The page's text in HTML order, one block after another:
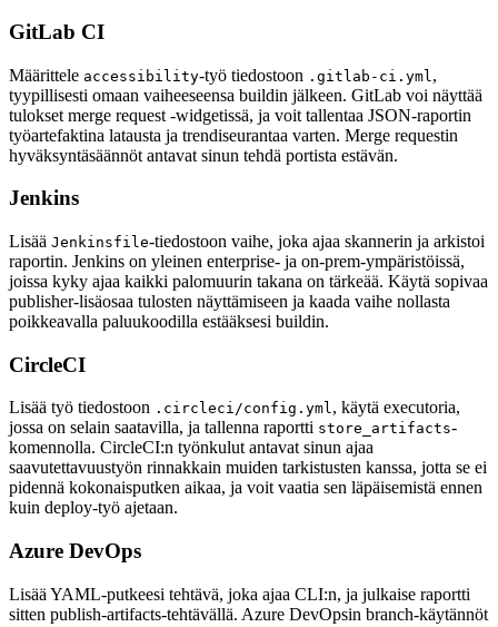
GitLab CI
Määrittele accessibility-työ tiedostoon .gitlab-ci.yml ,
tyypillisesti omaan vaiheeseensa buildin jälkeen. GitLab voi näyttää
tulokset merge request -widgetissä, ja voit tallentaa JSON-raportin
työartefaktina latausta ja trendiseurantaa varten. Merge requestin
hyväksyntäsäännöt antavat sinun tehdä portista estävän.
Jenkins
Lisää Jenkinsfile-tiedostoon vaihe, joka ajaa skannerin ja arkistoi
raportin. Jenkins on yleinen enterprise- ja on-prem-ympäristöissä,
joissa kyky ajaa kaikki palomuurin takana on tärkeää. Käytä sopivaa
publisher-lisäosaa tulosten näyttämiseen ja kaada vaihe nollasta
poikkeavalla paluukoodilla estääksesi buildin.
CircleCI
Lisää työ tiedostoon .circleci/config.yml, käytä executoria,
jossa on selain saatavilla, ja tallenna raportti store_artifacts-
komennolla. CircleCI:n työnkulut antavat sinun ajaa
saavutettavuustyön rinnakkain muiden tarkistusten kanssa, jotta se ei
pidennä kokonaisputken aikaa, ja voit vaatia sen läpäisemistä ennen
kuin deploy-työ ajetaan.
Azure DevOps
Lisää YAML-putkeesi tehtävä, joka ajaa CLI:n, ja julkaise raportti
sitten publish-artifacts-tehtävällä. Azure DevOpsin branch-käytännöt